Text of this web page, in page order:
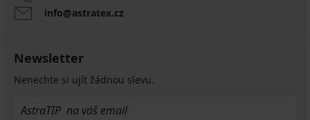
info@astratex.cz
Newsletter
Nenechte si ujít žádnou slevu.